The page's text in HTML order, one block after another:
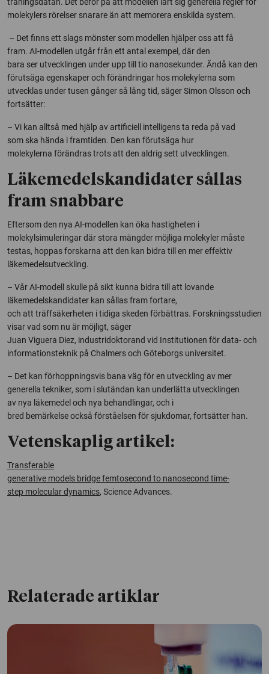
molekylers rörelser snarare än att memorera enskilda system.
– Det finns ett slags mönster som modellen hjälper oss att få
fram. AI-modellen utgår från ett antal exempel, där den
bara ser utvecklingen under upp till tio nanosekunder. Ändå kan den
förutsäga egenskaper och förändringar hos molekylerna som
utvecklas under tusen gånger så lång tid, säger Simon Olsson och
fortsätter:
– Vi kan alltså med hjälp av artificiell intelligens ta reda på vad
som ska hända i framtiden. Den kan förutsäga hur
molekylerna förändras trots att den aldrig sett utvecklingen.
Läkemedelskandidater sållas
fram snabbare
Eftersom den nya AI-modellen kan öka hastigheten i
molekylsimuleringar där stora mängder möjliga molekyler måste
testas, hoppas forskarna att den kan bidra till en mer effektiv
läkemedelsutveckling.
– Vår AI-modell skulle på sikt kunna bidra till att lovande
läkemedelskandidater kan sållas fram fortare,
och att träffsäkerheten i tidiga skeden förbättras. Forskningsstudien
visar vad som nu är möjligt, säger
Juan Viguera Diez, industridoktorand vid Institutionen för data- och
informationsteknik på Chalmers och Göteborgs universitet.
– Det kan förhoppningsvis bana väg för en utveckling av mer
generella tekniker, som i slutändan kan underlätta utvecklingen
av nya läkemedel och nya behandlingar, och i
bred bemärkelse också förståelsen för sjukdomar, fortsätter han.
Vetenskaplig artikel:
Transferable
generative models bridge femtosecond to nanosecond time-
step molecular dynamics, Science Advances.
Relaterade artiklar